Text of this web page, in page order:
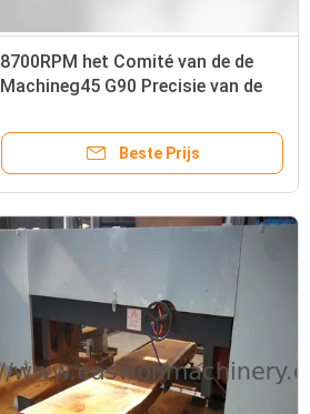
8700RPM het Comité van de de
Machineg45 G90 Precisie van de
Beste Prijs